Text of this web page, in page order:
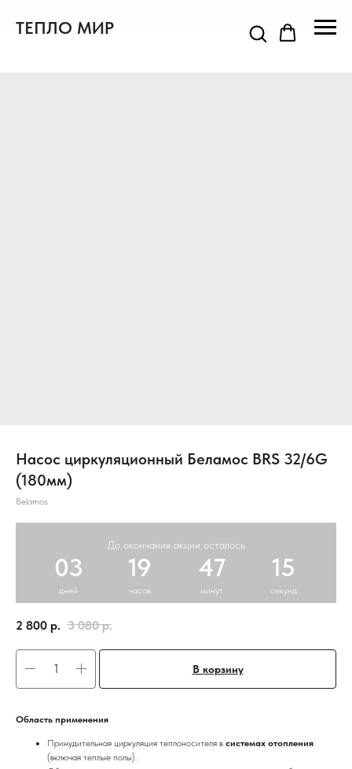
ТЕПЛО МИР
Насос циркуляционный Беламос BRS 32/6G
(180мм)
Belamos
До окончания акции осталось
03
дней
19
часов
47
минут
15
секунд
2 800 р. 3 080 р.
В корзину
Область применения
Принудительная циркуляция теплоносителя в системах отопления
(включая теплые полы).